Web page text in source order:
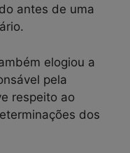
antes de uma
elogiou a
pela
respeito ao
dos